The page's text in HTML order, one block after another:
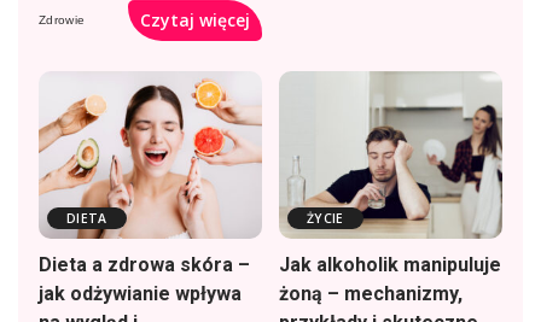
Zdrowie Czytaj więcej
DIETA
Dieta a zdrowa skóra –
jak odżywianie wpływa
ŻYCIE
Jak alkoholik manipuluje
żoną – mechanizmy,